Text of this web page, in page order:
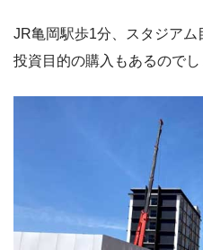
JR亀岡駅歩1分、スタジア
投資目的の購入もあるのでし